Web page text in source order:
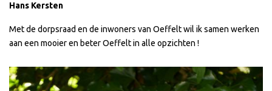
Hans Kersten
Met de dorpsraad en de inwoners van Oeffelt wil ik samen werken
aan een mooier en beter Oeffelt in alle opzichten !